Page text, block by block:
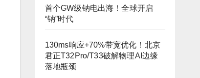
首个GW级钠电出海！全球开启
“钠”时代
130ms响应+70%带宽优化！北京
君正T32Pro/T33破解物理AI边缘
落地瓶颈